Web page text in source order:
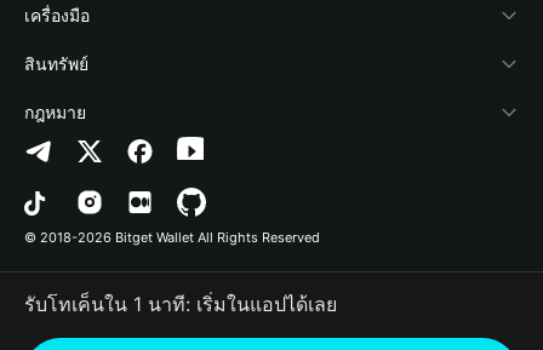
ข่าวสารด้านคริปโต
ศูนย์ช่วยเหลือ
ติดต่อเรา
ทรัพยากรข้อมูลของแบรนด์
อาชีพ
Payfi Crypto
Crypto Swap API
Altcoin Season Index
Prediction Markets
DApp
RWA
เชื่อมต่อ Wallet
Bitget Wallet Pay
ลิสต์โปรเจกต์
Protection Fund
เทคโนโลยีความปลอดภัย
เครื่องมือ
ซื้อคริปโต
การตรวจจับการอนุญาต
การตรวจจับสัญญา
การโอนเป็นชุด
สินทรัพย์
Arbitrum
Avalanche
Bitcoin
Polygon
กฎหมาย
นโยบายความเป็นส่วนตัว
ข้อตกลงในการใช้บริการ
© 2018-2026 Bitget Wallet All Rights Reserved
รับโทเค็นใน 1 นาที: เริ่มในแอปได้เลย